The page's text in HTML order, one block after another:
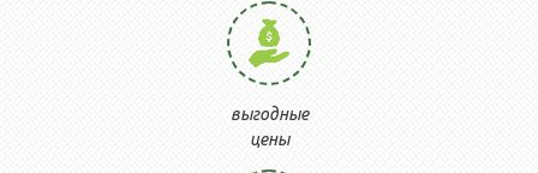
выгодные
цены